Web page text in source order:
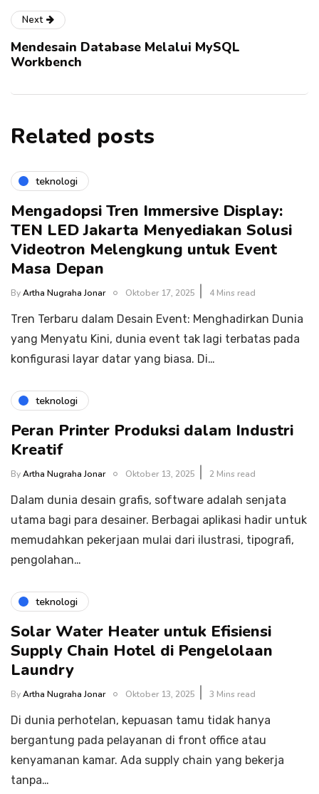
Next
Mendesain Database Melalui MySQL
Workbench
Related posts
teknologi
Mengadopsi Tren Immersive Display:
TEN LED Jakarta Menyediakan Solusi
Videotron Melengkung untuk Event
Masa Depan
ByArtha Nugraha Jonar Oktober 17, 2025 4 Mins read
Tren Terbaru dalam Desain Event: Menghadirkan Dunia
yang Menyatu Kini, dunia event tak lagi terbatas pada
konfigurasi layar datar yang biasa. Di…
teknologi
Peran Printer Produksi dalam Industri
Kreatif
ByArtha Nugraha Jonar Oktober 13, 2025 2 Mins read
Dalam dunia desain grafis, software adalah senjata
utama bagi para desainer. Berbagai aplikasi hadir untuk
memudahkan pekerjaan mulai dari ilustrasi, tipografi,
pengolahan…
teknologi
Solar Water Heater untuk Efisiensi
Supply Chain Hotel di Pengelolaan
Laundry
ByArtha Nugraha Jonar Oktober 13, 2025 3 Mins read
Di dunia perhotelan, kepuasan tamu tidak hanya
bergantung pada pelayanan di front office atau
kenyamanan kamar. Ada supply chain yang bekerja
tanpa…